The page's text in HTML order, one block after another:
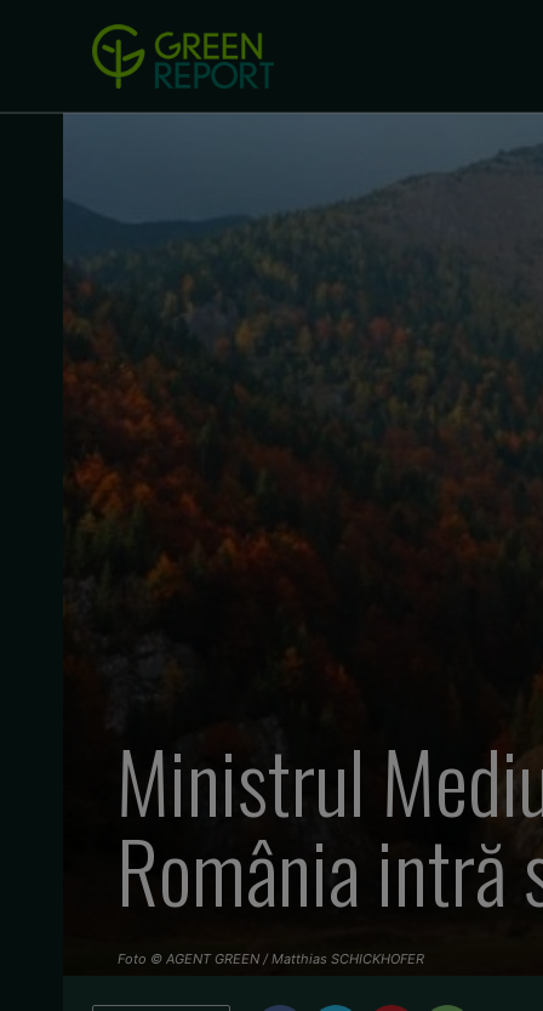
Ministrul
România
Foto © AGENT GREEN / Matthias SCHICKHOFER